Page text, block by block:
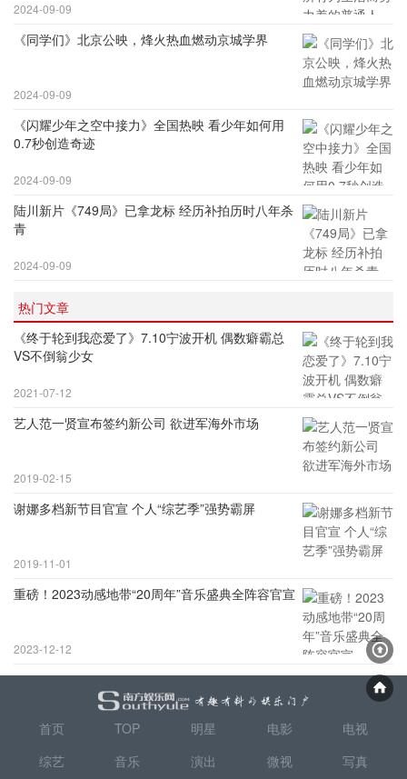
2024-09-09
《同学们》北京公映，烽火热血燃动京城学界
2024-09-09
《闪耀少年之空中接力》全国热映 看少年如何用
0.7秒创造奇迹
2024-09-09
陆川新片《749局》已拿龙标 经历补拍历时八年杀
青
2024-09-09
热门文章
《终于轮到我恋爱了》7.10宁波开机 偶数癖霸总
VS不倒翁少女
2021-07-12
艺人范一贤宣布签约新公司 欲进军海外市场
2019-02-15
谢娜多档新节目官宣 个人“综艺季”强势霸屏
2019-11-01
重磅！2023动感地带“20周年”音乐盛典全阵容官宣
2023-12-12
首页 TOP 明星 电影
电视
综艺
音乐 演出 微视 写真